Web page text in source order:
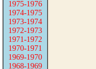
1975-1976
1974-1975
1973-1974
1972-1973
1971-1972
1970-1971
1969-1970
1968-1969